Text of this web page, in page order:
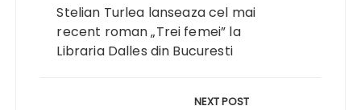
articole
Stelian Turlea lanseaza cel mai
recent roman „Trei femei” la
Libraria Dalles din Bucuresti
NEXT POST